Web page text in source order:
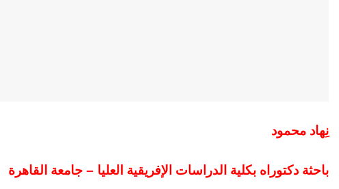
نِهاد محمود
باحثة دكتوراه بكلية الدراسات الإفريقية العليا – جامعة القاهرة